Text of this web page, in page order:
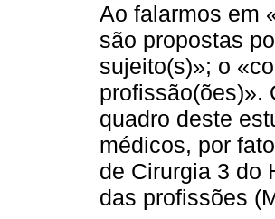
Ao falarmos em
são propostas
sujeito(s)»; o
profissão(ões)».
quadro deste
médicos, por
de Cirurgia 3 do
das profissões